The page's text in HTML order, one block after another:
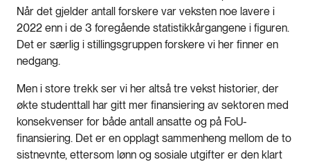
Når det gjelder antall forskere var veksten noe lavere i
2022 enn i de 3 foregående statistikkårgangene i figuren.
Det er særlig i stillingsgruppen forskere vi her finner en
nedgang.
Men i store trekk ser vi her altså tre vekst historier, der
økte studenttall har gitt mer finansiering av sektoren med
konsekvenser for både antall ansatte og på FoU-
finansiering. Det er en opplagt sammenheng mellom de to
sistnevnte, ettersom lønn og sosiale utgifter er den klart